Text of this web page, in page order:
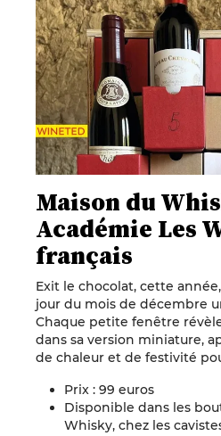
Maison du
Académie Les
français
Exit le chocolat, cette
jour du mois de décembre
Chaque petite fenêtre
dans sa version miniature,
de chaleur et de festivité
Prix : 99 euros
Disponible dans les
Whisky, chez les